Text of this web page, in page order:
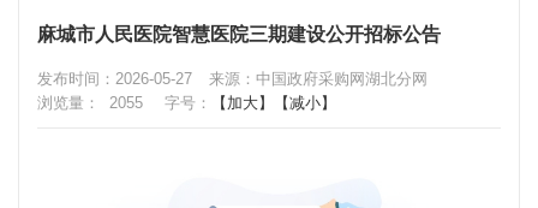
麻城市人民医院智慧医院三期建设公开招标公告
发布时间：2026-05-27
来源：中国政府采购网湖北分网
浏览量：
2055 字号： 【加大】 【减小】